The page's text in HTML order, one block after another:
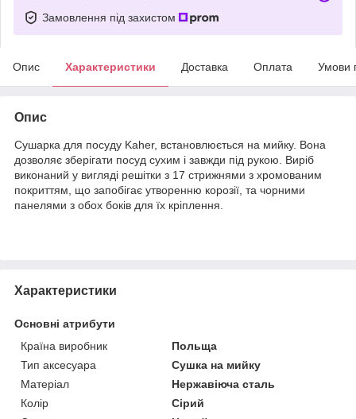
Замовлення під захистом
Опис Характеристики Доставка Оплата Умови
Опис
Сушарка для посуду Kaher, встановлюється на мийку. Вона
дозволяє зберігати посуд сухим і завжди під рукою. Виріб
виконаний у вигляді решітки з 17 стрижнями з хромованим
покриттям, що запобігає утворенню корозії, та чорними
панелями з обох боків для їх кріплення.
Характеристики
Основні атрибути
Країна виробник
Польща
Тип аксесуара
Сушка на мийку
Матеріал
Нержавіюча сталь
Колір
Сірий